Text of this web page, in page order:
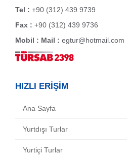
Tel : +90 (312) 439 9739
Fax : +90 (312) 439 9736
Mobil : Mail : egtur@hotmail.com
HIZLI ERİŞİM
Ana Sayfa
Yurtdışı Turlar
Yurtiçi Turlar